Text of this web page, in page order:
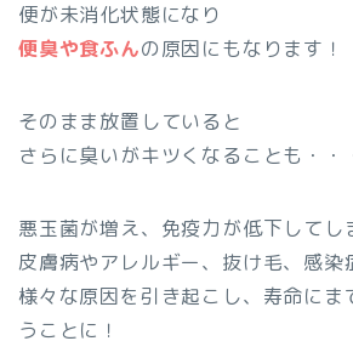
便が未消化状態になり
便臭や食ふんの原因にもなります！
そのまま放置していると
さらに臭いがキツくなることも・・
悪玉菌が増え、免疫力が低下してし
皮膚病やアレルギー、抜け毛、感染
様々な原因を引き起こし、寿命にま
うことに！